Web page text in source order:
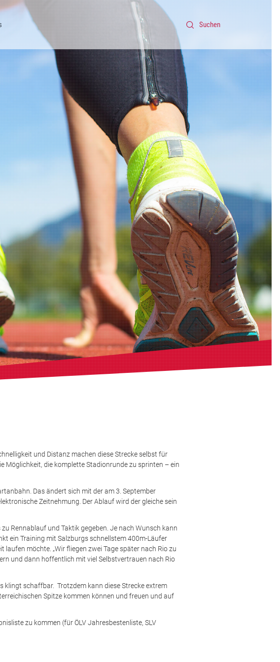
und Distanz machen diese Strecke selbst für
Möglichkeit, die komplette Stadionrunde zu sprinten – ein
Das ändert sich mit der am 3. September
Zeitnehmung. Der Ablauf wird der gleiche sein
Rennablauf und Taktik gegeben. Je nach Wunsch kann
ein Training mit Salzburgs schnellstem 400m-Läufer
möchte. „Wir fliegen zwei Tage später nach Rio zu
und dann hoffentlich mit viel Selbstvertrauen nach Rio
klingt schaffbar. Trotzdem kann diese Strecke extrem
Spitze kommen können und freuen und auf
zu kommen (für ÖLV Jahresbestenliste, SLV